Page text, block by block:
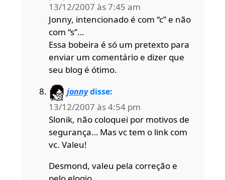
13/12/2007 às 7:45 am
Jonny, intencionado é com “c” e não
com “s”…
Essa bobeira é só um pretexto para
enviar um comentário e dizer que
seu blog é ótimo.
jonny disse:
13/12/2007 às 4:54 pm
Slonik, não coloquei por motivos de
segurança… Mas vc tem o link com
vc. Valeu!
Desmond, valeu pela correção e